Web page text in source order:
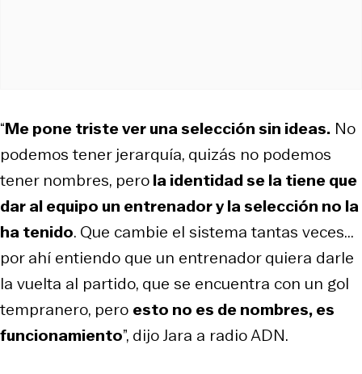
“Me pone triste ver una selección sin ideas. No
podemos tener jerarquía, quizás no podemos
tener nombres, perola identidad se la tiene que
dar al equipo un entrenador y la selección no la
ha tenido. Que cambie el sistema tantas veces...
por ahí entiendo que un entrenador quiera darle
la vuelta al partido, que se encuentra con un gol
tempranero, pero esto no es de nombres, es
funcionamiento”, dijo Jara a radio ADN.